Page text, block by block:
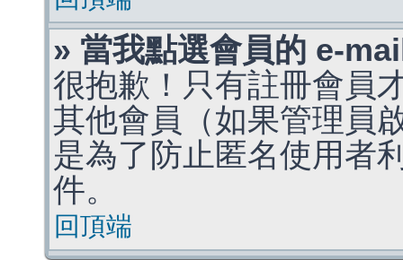
» 當我點選會員的 e-
很抱歉！只有註冊會員
其他會員（如果管理員
是為了防止匿名使用者
件。
回頂端